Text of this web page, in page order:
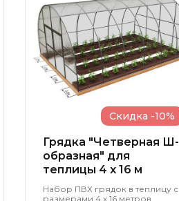
Грядка "Четверная Ш-
образная" для
теплицы 4 x 16 м
Набор ПВХ грядок в теплицу с
размерами 4 х 16 метров,
Скидка -10%